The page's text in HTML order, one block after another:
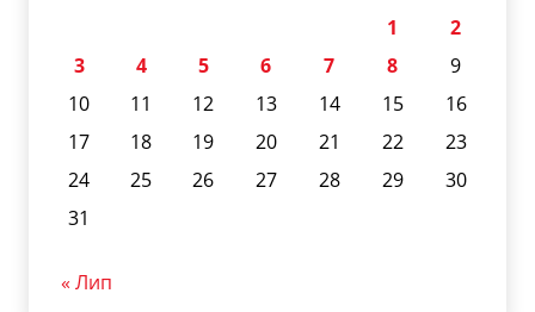
1
2
3
4 5 6 7 8
9
10
11 12 13 14 15
16
17
18 19 20 21 22
23
24
25 26 27 28 29
30
31
« Лип